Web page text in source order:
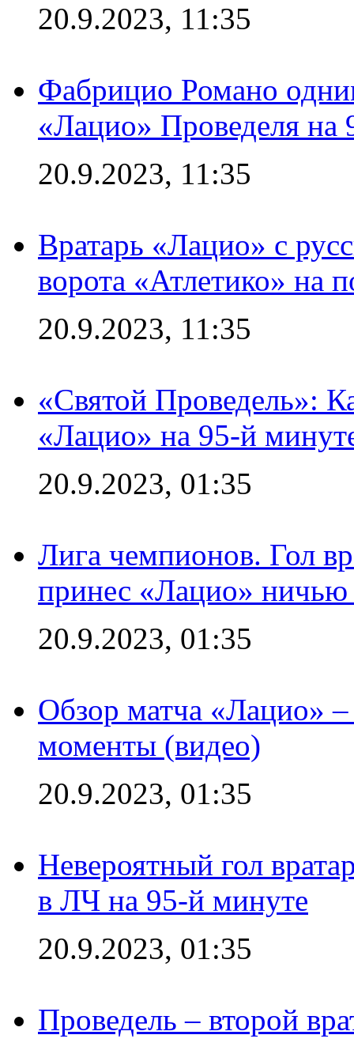
20.9.2023, 11:35
Фабрицио Романо
«Лацио» Проведеля на
20.9.2023, 11:35
Вратарь «Лацио» с
ворота «Атлетико» на
20.9.2023, 11:35
«Святой Проведель»:
«Лацио» на 95-й
20.9.2023, 01:35
Лига чемпионов. Гол
принес «Лацио» ничью
20.9.2023, 01:35
Обзор матча «Лацио»
моменты (видео)
20.9.2023, 01:35
Невероятный гол
в ЛЧ на 95-й минуте
20.9.2023, 01:35
Проведель – второй